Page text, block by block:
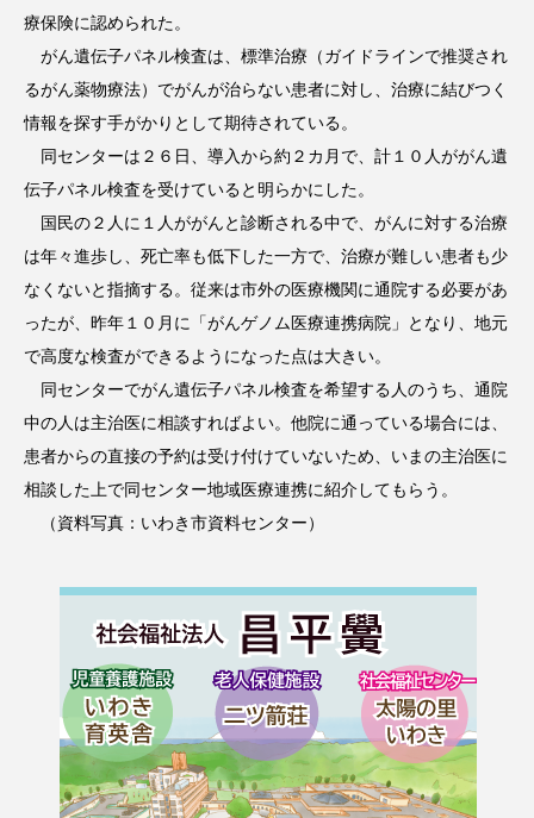
療保険に認められた。
がん遺伝子パネル検査は、標準治療（ガイドラインで推奨され
るがん薬物療法）でがんが治らない患者に対し、治療に結びつく
情報を探す手がかりとして期待されている。
同センターは２６日、導入から約２カ月で、計１０人ががん遺
伝子パネル検査を受けていると明らかにした。
国民の２人に１人ががんと診断される中で、がんに対する治療
は年々進歩し、死亡率も低下した一方で、治療が難しい患者も少
なくないと指摘する。従来は市外の医療機関に通院する必要があ
ったが、昨年１０月に「がんゲノム医療連携病院」となり、地元
で高度な検査ができるようになった点は大きい。
同センターでがん遺伝子パネル検査を希望する人のうち、通院
中の人は主治医に相談すればよい。他院に通っている場合には、
患者からの直接の予約は受け付けていないため、いまの主治医に
相談した上で同センター地域医療連携に紹介してもらう。
（資料写真：いわき市資料センター）